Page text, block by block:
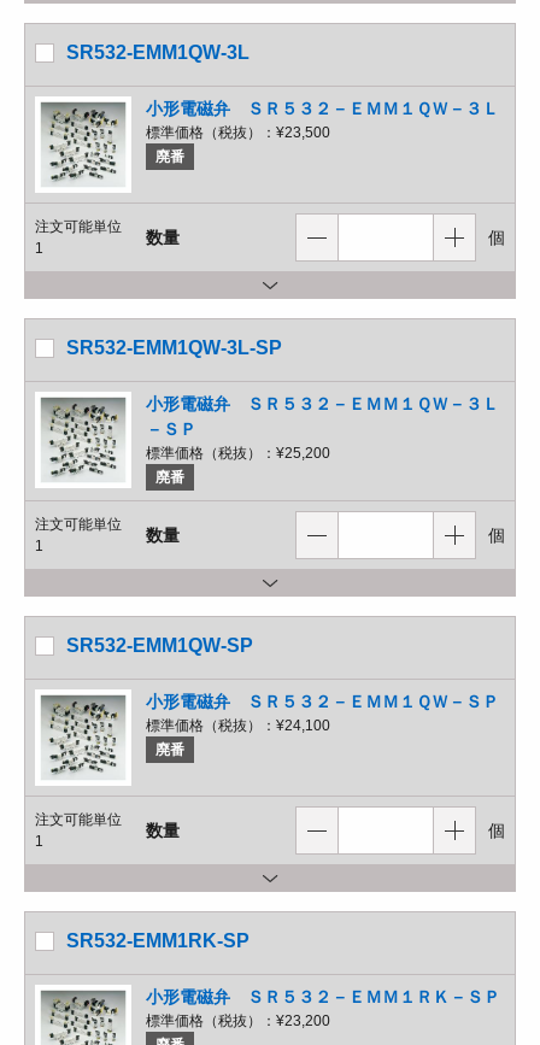
SR532-EMM1QW-3L
小形電磁弁 ＳＲ５３２－ＥＭＭ１ＱＷ－３Ｌ
標準価格（税抜）： ¥23,500
廃番
注文可能単位
1
数量 個
SR532-EMM1QW-3L-SP
小形電磁弁 ＳＲ５３２－ＥＭＭ１ＱＷ－３Ｌ
－ＳＰ
標準価格（税抜）： ¥25,200
廃番
注文可能単位
1
数量 個
SR532-EMM1QW-SP
小形電磁弁 ＳＲ５３２－ＥＭＭ１ＱＷ－ＳＰ
標準価格（税抜）： ¥24,100
廃番
注文可能単位
1
数量 個
SR532-EMM1RK-SP
小形電磁弁 ＳＲ５３２－ＥＭＭ１ＲＫ－ＳＰ
標準価格（税抜）： ¥23,200